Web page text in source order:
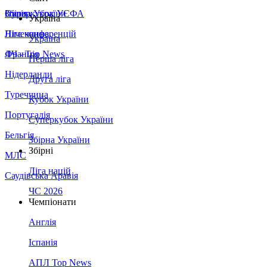
Збірна України
Італія
Німеччина
Франція
Нідерланди
Туреччина
Португалія
Бельгія
МЛС
Саудівська Аравія
Суперкубок УЄФА
Ліга конференцій
ЛЧ - Top News
Україна
Україна
Перша ліга
Друга ліга
Кубок України
Суперкубок України
Збірна України
Збірні
Ліга націй
ЧС 2026
Чемпіонати
Англія
Іспанія
АПЛ Top News